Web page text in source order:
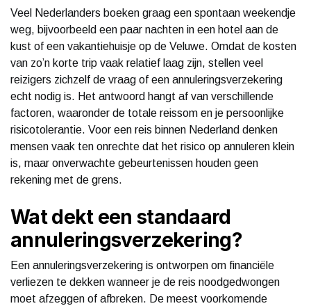
Veel Nederlanders boeken graag een spontaan weekendje
weg, bijvoorbeeld een paar nachten in een hotel aan de
kust of een vakantiehuisje op de Veluwe. Omdat de kosten
van zo’n korte trip vaak relatief laag zijn, stellen veel
reizigers zichzelf de vraag of een annuleringsverzekering
echt nodig is. Het antwoord hangt af van verschillende
factoren, waaronder de totale reissom en je persoonlijke
risicotolerantie. Voor een reis binnen Nederland denken
mensen vaak ten onrechte dat het risico op annuleren klein
is, maar onverwachte gebeurtenissen houden geen
rekening met de grens.
Wat dekt een standaard
annuleringsverzekering?
Een annuleringsverzekering is ontworpen om financiële
verliezen te dekken wanneer je de reis noodgedwongen
moet afzeggen of afbreken. De meest voorkomende